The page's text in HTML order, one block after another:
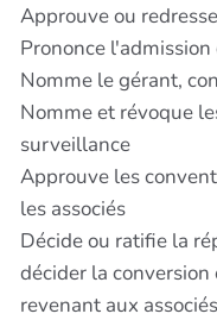
Approuve ou
Prononce l'admission
Nomme le gérant,
Nomme et révoque
surveillance
Approuve les
les associés
Décide ou ratifie la
décider la
revenant aux associés